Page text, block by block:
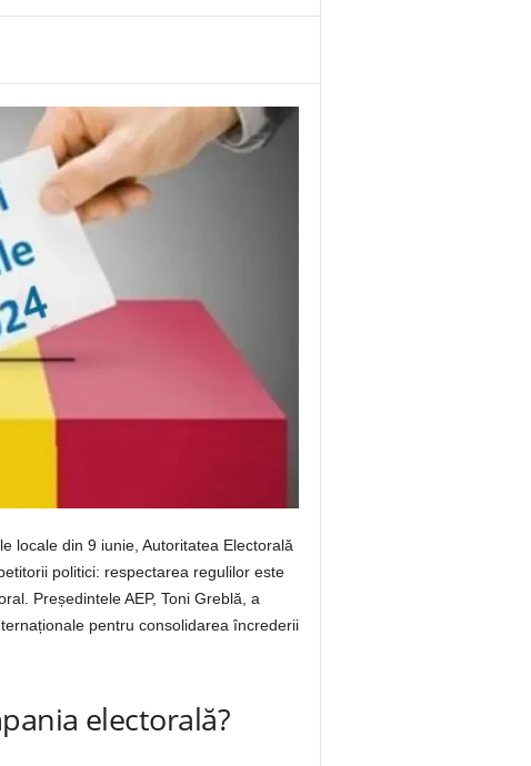
locale din 9 iunie, Autoritatea Electorală
politici: respectarea regulilor este
Președintele AEP, Toni Greblă, a
pentru consolidarea încrederii
electorală?